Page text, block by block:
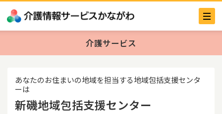
介護サービス
あなたのお住まいの地域を担当する地域包括支援センタ
ーは
新磯地域包括支援センター